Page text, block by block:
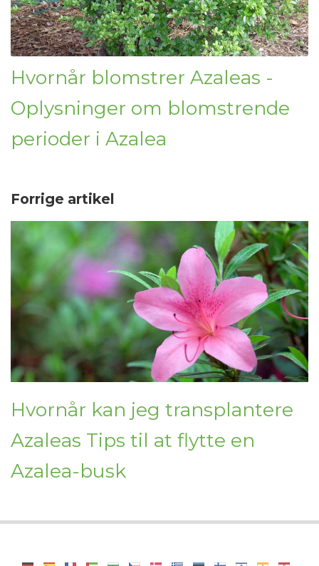
Hvornår blomstrer Azaleas -
Oplysninger om blomstrende
perioder i Azalea
Forrige artikel
Hvornår kan jeg transplantere
Azaleas Tips til at flytte en
Azalea-busk